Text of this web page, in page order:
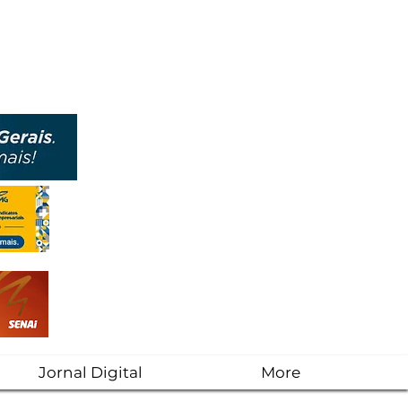
Jornal Digital More